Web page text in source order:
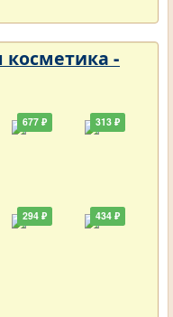
косметика -
677 ₽
294 ₽
313 ₽
434 ₽